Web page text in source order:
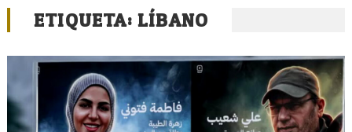
ETIQUETA: LÍBANO